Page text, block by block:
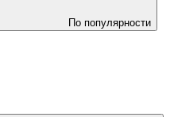
По популярности